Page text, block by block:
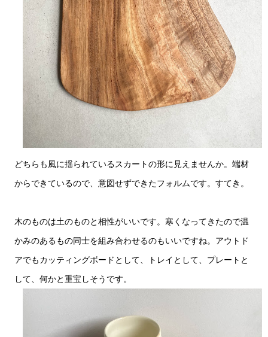
どちらも風に揺られているスカートの形に見えませんか。端材
からできているので、意図せずできたフォルムです。すてき。
木のものは土のものと相性がいいです。寒くなってきたので温
かみのあるもの同士を組み合わせるのもいいですね。アウトド
アでもカッティングボードとして、トレイとして、プレートと
して、何かと重宝しそうです。